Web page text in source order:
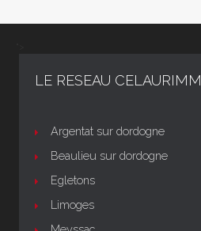
LE RESEAU
Argentat sur dordogne
Beaulieu sur dordogne
Egletons
Limoges